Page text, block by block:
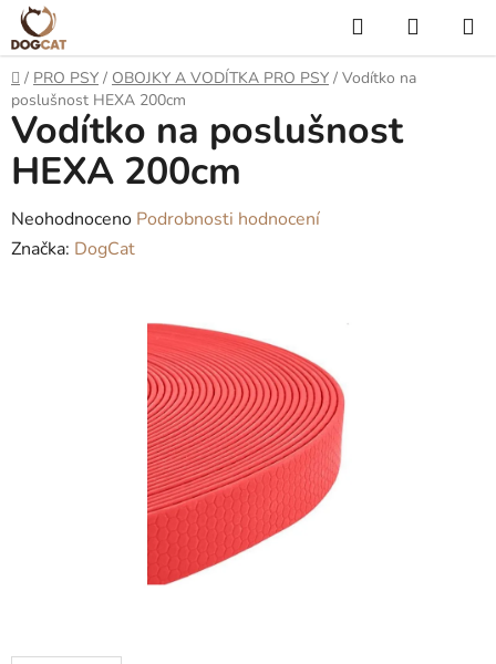
Přejít
na
obsah
Hledat
KOŠÍK
Domů
/ PRO PSY / OBOJKY A VODÍTKA PRO PSY / Vodítko na
poslušnost HEXA 200cm
Vodítko na poslušnost
HEXA 200cm
Průměrné
hodnocení
Neohodnoceno Podrobnosti hodnocení
Značka: DogCat